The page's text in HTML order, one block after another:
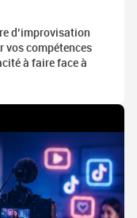
d’improvisation
vos compétences
à faire face à